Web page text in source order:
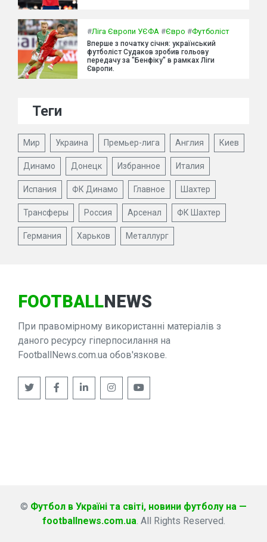
#Ліга Європи УЄФА #Євро #Футболіст
Вперше з початку січня: український
футболіст Судаков зробив гольову
передачу за "Бенфіку" в рамках Ліги
Європи.
Теги
Мир Украина Премьер-лига Англия Киев
Динамо Донецк Избранное Италия
Испания ФК Динамо Главное Шахтер
Трансферы Россия Арсенал ФК Шахтер
Германия Харьков Металлург
FOOTBALLNEWS
При правомірному використанні матеріалів з
даного ресурсу гіперпосилання на
FootballNews.com.ua обов'язкове.
© Футбол в Україні та світі, новини футболу на —
footballnews.com.ua. All Rights Reserved.